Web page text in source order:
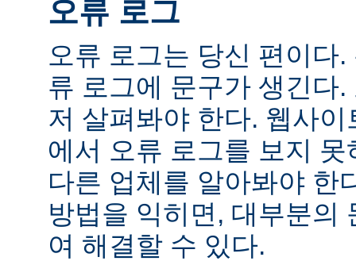
오류 로그
오류 로그는 당신 편이다
류 로그에 문구가 생긴다
저 살펴봐야 한다. 웹사
에서 오류 로그를 보지
다른 업체를 알아봐야 한
방법을 익히면, 대부분의
여 해결할 수 있다.